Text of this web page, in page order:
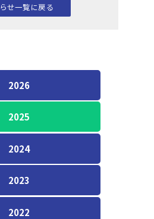
せ一覧に戻る
2026
2025
2024
2023
2022